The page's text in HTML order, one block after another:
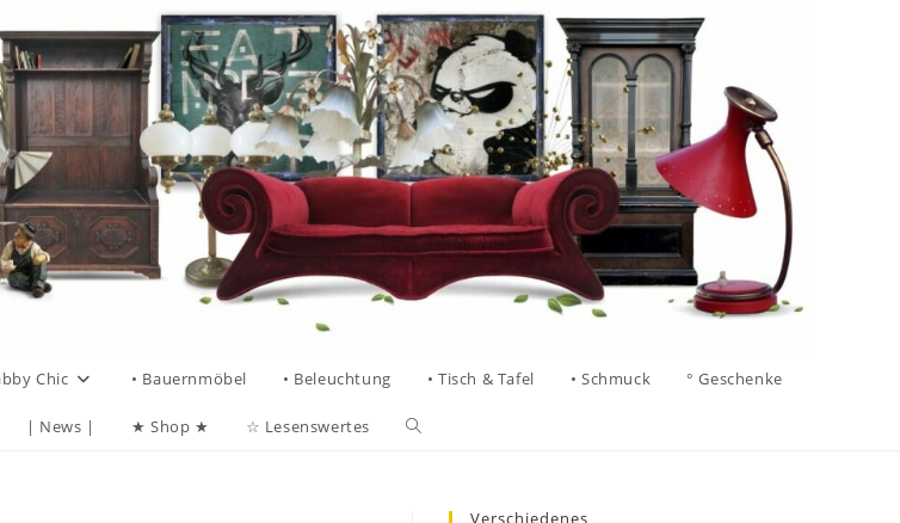
Chic • Bauernmöbel • Beleuchtung • Tisch & Tafel • Schmuck ° Geschenke
| News | ★ Shop ★ ☆ Lesenswertes
Verschiedenes